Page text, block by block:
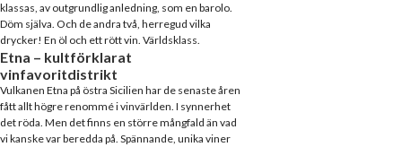
klassas, av outgrundlig anledning, som en barolo.
Döm själva. Och de andra två, herregud vilka
drycker! En öl och ett rött vin. Världsklass.
Etna – kultförklarat
vinfavoritdistrikt
Vulkanen Etna på östra Sicilien har de senaste åren
fått allt högre renommé i vinvärlden. I synnerhet
det röda. Men det finns en större mångfald än vad
vi kanske var beredda på. Spännande, unika viner